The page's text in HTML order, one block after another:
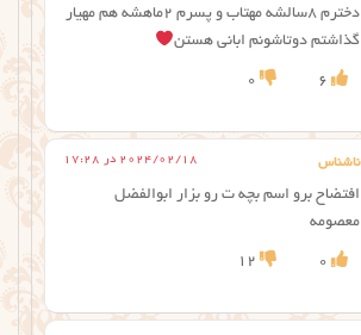
دخترم ۸سالشه مهتاب و پسرم ۲ماهشه هم مهیار
گذاشتم دوتاشونم ابانی هستن
6
0
ناشناس 2024/02/18 در 17:28
افتضاح برو اسم بچه ت رو بزار ابوالفضل
معصومه
0
12